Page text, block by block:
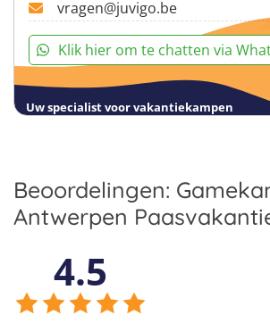
vragen@juvigo.be
Klik hier om te chatten via
Uw specialist voor vakantiekampen
Beoordelingen:
Antwerpen
4.5